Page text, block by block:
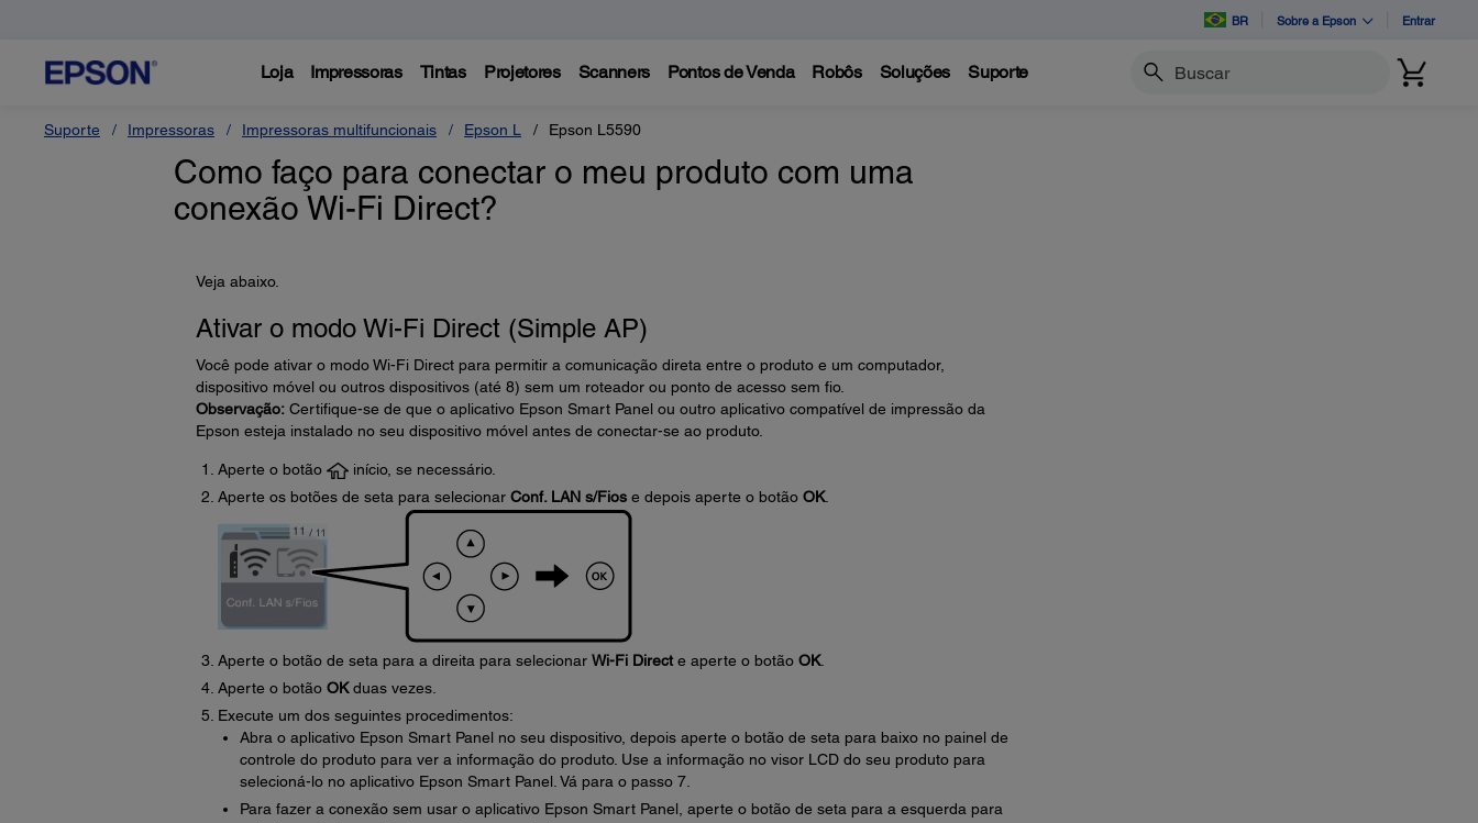
BR Sobre a Epson Entrar
Loja Impressoras Tintas Projetores Scanners Pontos de Venda Robôs Soluções Suporte Buscar
Suporte Impressoras Impressoras multifuncionais Epson L Epson L5590
Como faço para conectar o meu produto com uma
conexão Wi-Fi Direct?
Veja abaixo.
Ativar o modo Wi-Fi Direct (Simple AP)
Você pode ativar o modo Wi-Fi Direct para permitir a comunicação direta entre o produto e um computador,
dispositivo móvel ou outros dispositivos (até 8) sem um roteador ou ponto de acesso sem fio.
Observação:Certifique-se de que o aplicativo Epson Smart Panel ou outro aplicativo compatível de impressão da
Epson esteja instalado no seu dispositivo móvel antes de conectar-se ao produto.
Aperte o botão
início, se necessário.
Aperte os botões de seta para selecionar Conf. LAN s/Fiose depois aperte o botão OK.
Aperte o botão de seta para a direita para selecionar Wi-Fi Directe aperte o botão OK.
Aperte o botão OKduas vezes.
Execute um dos seguintes procedimentos:
Abra o aplicativo Epson Smart Panel no seu dispositivo, depois aperte o botão de seta para baixo no painel de
controle do produto para ver a informação do produto. Use a informação no visor LCD do seu produto para
selecioná-lo no aplicativo Epson Smart Panel. Vá para o passo 7.
Para fazer a conexão sem usar o aplicativo Epson Smart Panel, aperte o botão de seta para a esquerda para